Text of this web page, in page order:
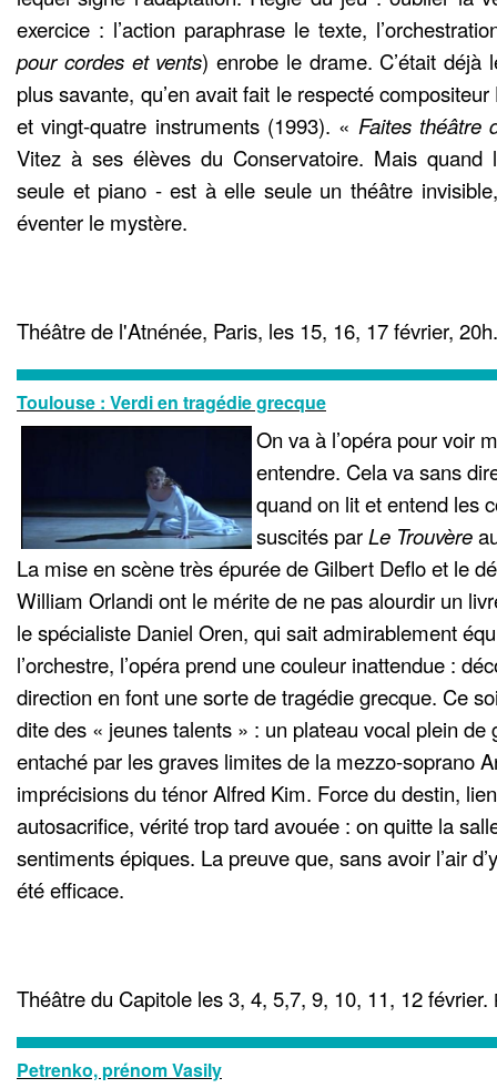
exercice : l’action paraphrase le texte,
pour cordes et vents) enrobe le drame. C’était déjà
plus savante, qu’en avait fait le respecté
et vingt-quatre instruments (1993). « Faites théâtre
Vitez à ses élèves du Conservatoire. Mais quand
seule et piano - est à elle seule un théâtre
éventer le mystère.
Théâtre de l'Atnénée, Paris, les 15, 16, 17 février, 20h.
Toulouse : Verdi en tragédie grecque
On va à l’opéra pour voir
entendre. Cela va sans
quand on lit et entend les
suscités parLe Trouvère
La mise en scène très épurée de Gilbert Deflo et le
William Orlandi ont le mérite de ne pas alourdir un
le spécialiste Daniel Oren, qui sait admirablement
l’orchestre, l’opéra prend une couleur inattendue :
direction en font une sorte de tragédie grecque. Ce
dite des « jeunes talents » : un plateau vocal plein de
entaché par les graves limites de la mezzo-soprano
imprécisions du ténor Alfred Kim. Force du destin,
autosacrifice, vérité trop tard avouée : on quitte la
sentiments épiques. La preuve que, sans avoir l’air
été efficace.
Théâtre du Capitole les 3, 4, 5,7, 9, 10, 11, 12 février.
Petrenko, prénom Vasily